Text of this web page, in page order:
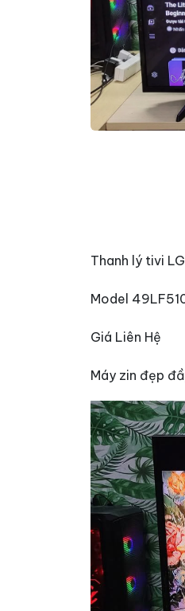
Thanh lý tivi
Model
Giá Liên Hệ
Máy zin đẹp